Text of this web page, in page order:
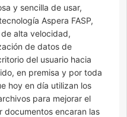
y sencilla de usar,
Aspera FASP,
alta velocidad,
de datos de
del usuario hacia
en premisa y por toda
hoy en día utilizan los
para mejorar el
documentos encaran las